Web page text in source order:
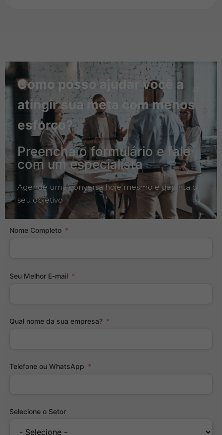
Como posso ajudar você a
atingir sua meta com menos
esforço?
Preencha o formulário e fale
com um especialista
Agende uma conversa hoje mesmo e garanta o
seu objetivo
Nome Completo
Seu Melhor E-mail
Qual nome da sua empresa?
Telefone ou WhatsApp
Selecione o Setor